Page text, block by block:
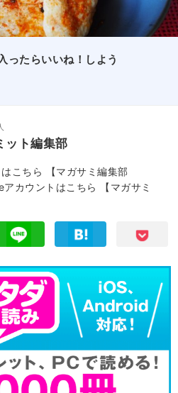
ったらいいね！しよう
ット編集部
こちら
【マガサミ編集部
カウントはこちら
【マガサミ